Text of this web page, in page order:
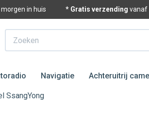
morgen in huis * Gratis verzending vanaf
Zoeken
Navigatie Achteruitrij
SsangYong